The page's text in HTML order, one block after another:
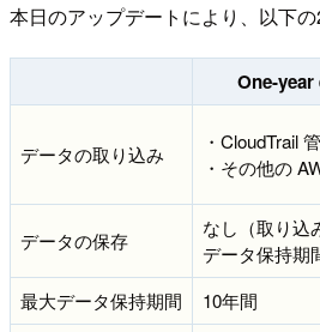
本日のアップデートにより、以下
One-
データの取り込み
・CloudTrail
・その他の
データの保存
なし（取り込
データ保持期
最大データ保持期間 10年間